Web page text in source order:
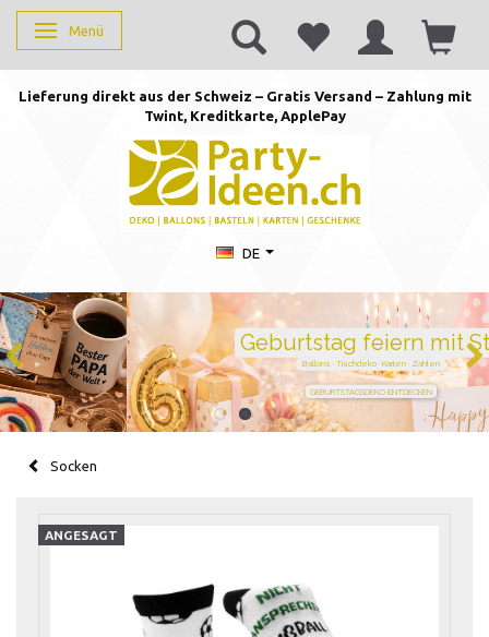
Anzeige ändern
Menü
Lieferung direkt aus der Schweiz – Gratis Versand – Zahlung mit
Twint, Kreditkarte, ApplePay
DE
Geburtstag feiern mit Stil
Ballons · Tischdeko · Karten · Zahlen
GEBURTSTAGSDEKO ENTDECKEN
Socken
ANGESAGT